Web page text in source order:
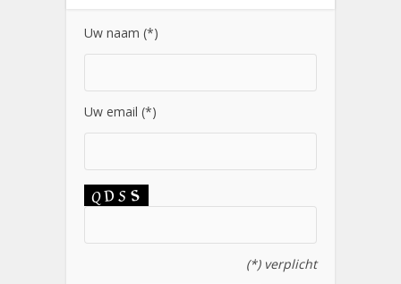
Uw naam (*)
Uw email (*)
(*) verplicht